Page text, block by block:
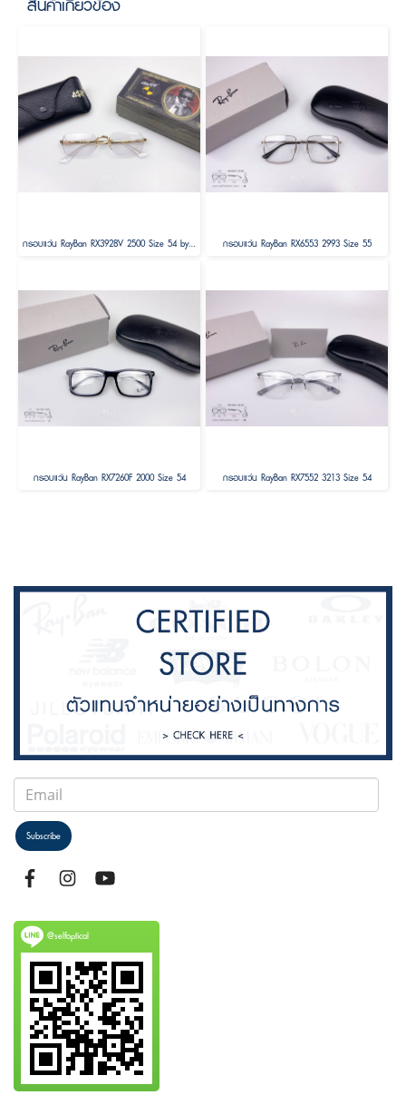
กรอบแว่น RayBan RX3928V 2500 Size 54 by A$AP ASAP Rocky กรอบแว่น RayBan RX6553 2993 Size 55
กรอบแว่น RayBan RX7260F 2000 Size 54 กรอบแว่น RayBan RX7552 3213 Size 54
Subscribe
@selfoptical